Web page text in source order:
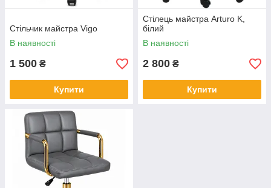
Стільчик майстра Vigo
В наявності
1 500 ₴
Купити
Стілець майстра Arturo K,
білий
В наявності
2 800 ₴
Купити